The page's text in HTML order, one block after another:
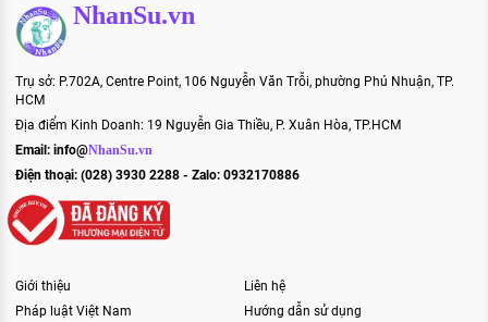
NhanSu.vn
Trụ sở: P.702A, Centre Point, 106 Nguyễn Văn Trỗi, phường Phú Nhuận, TP.
HCM
Địa điểm Kinh Doanh: 19 Nguyễn Gia Thiều, P. Xuân Hòa, TP.HCM
Email: info@NhanSu.vn
Điện thoại: (028) 3930 2288 - Zalo: 0932170886
Giới thiệu
Pháp luật Việt Nam
Liên hệ
Hướng dẫn sử dụng